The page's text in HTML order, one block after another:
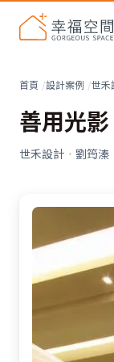
首頁 設計案例 世禾
善用光
世禾設計 · 劉筠溱